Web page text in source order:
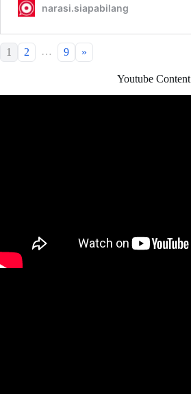
1 2 … 9 »
Youtube Content